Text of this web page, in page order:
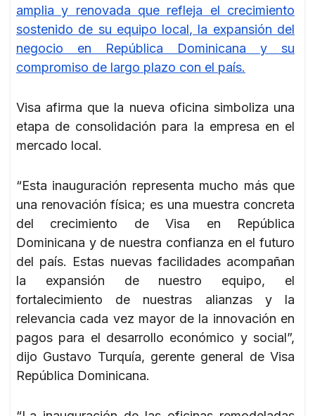
amplia y renovada que refleja el crecimiento
sostenido de su equipo local, la expansión del
negocio en República Dominicana y su
compromiso de largo plazo con el país.
Visa afirma que la nueva oficina simboliza una
etapa de consolidación para la empresa en el
mercado local.
“Esta inauguración representa mucho más que
una renovación física; es una muestra concreta
del crecimiento de Visa en República
Dominicana y de nuestra confianza en el futuro
del país. Estas nuevas facilidades acompañan
la expansión de nuestro equipo, el
fortalecimiento de nuestras alianzas y la
relevancia cada vez mayor de la innovación en
pagos para el desarrollo económico y social”,
dijo Gustavo Turquía, gerente general de Visa
República Dominicana.